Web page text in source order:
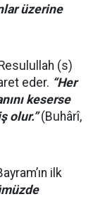
üzerine
(s)
eder. “Her
keserse
olur.”(Buhârî,
ilk